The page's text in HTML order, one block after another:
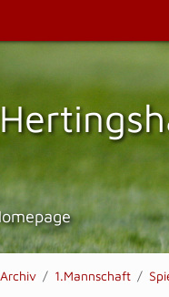
Archiv 1.Mannschaft